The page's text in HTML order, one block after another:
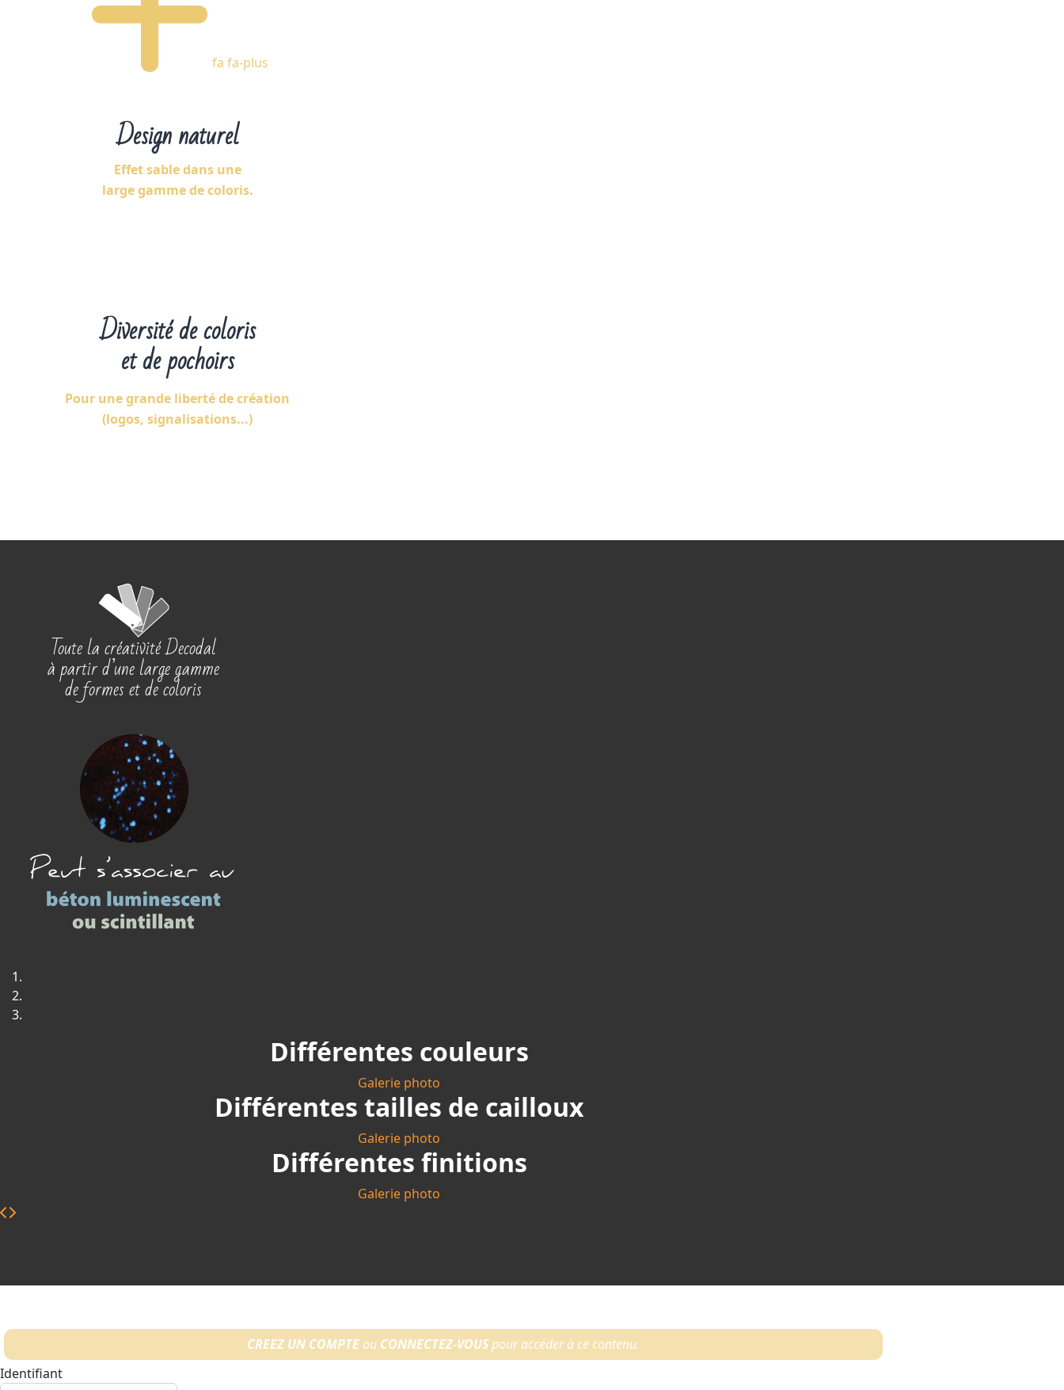
fa fa-plus
Design naturel
Effet sable dans une
large gamme de coloris.
Diversité de coloris
et de pochoirs
Pour une grande liberté de création
(logos, signalisations...)
Toute la créativité Decodal
à partir d’une large gamme
de formes et de coloris
Différentes couleurs
Galerie photo
Différentes tailles de cailloux
Galerie photo
Différentes finitions
Galerie photo
CREEZ UN COMPTE ou CONNECTEZ-VOUSpour accéder à ce contenu.
Identifiant